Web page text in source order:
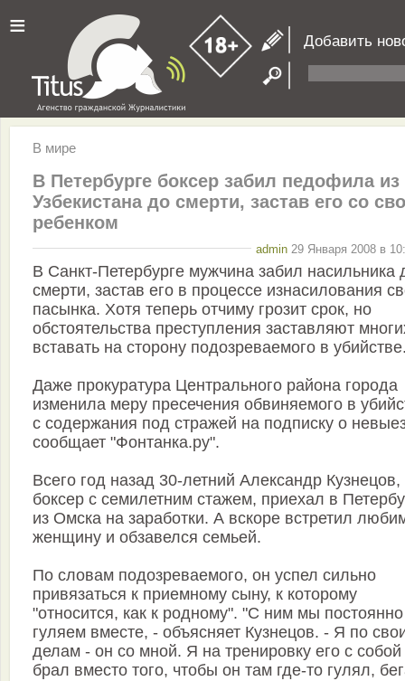
≡ Добавить
В мире
В Петербурге боксер забил педофила из
Узбекистана до смерти, застав его со
ребенком
admin 29 Января 2008 в
В Санкт-Петербурге мужчина забил насильника
смерти, застав его в процессе изнасилования
пасынка. Хотя теперь отчиму грозит срок, но
обстоятельства преступления заставляют
вставать на сторону подозреваемого в
Даже прокуратура Центрального района города
изменила меру пресечения обвиняемого в
с содержания под стражей на подписку о
сообщает "Фонтанка.ру".
Всего год назад 30-летний Александр Кузнецов,
боксер с семилетним стажем, приехал в
из Омска на заработки. А вскоре встретил
женщину и обзавелся семьей.
По словам подозреваемого, он успел сильно
привязаться к приемному сыну, к которому
"относится, как к родному". "С ним мы постоянно
гуляем вместе, - объясняет Кузнецов. - Я по
делам - он со мной. Я на тренировку его с собой
брал вместо того, чтобы он там где-то гулял,